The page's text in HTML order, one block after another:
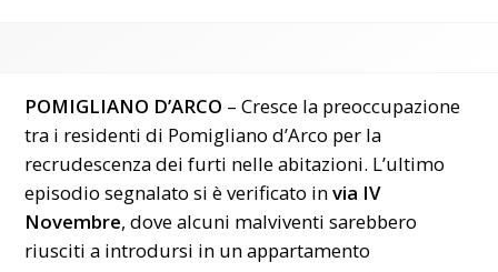
POMIGLIANO D’ARCO – Cresce la preoccupazione
tra i residenti di Pomigliano d’Arco per la
recrudescenza dei furti nelle abitazioni. L’ultimo
episodio segnalato si è verificato invia IV
Novembre, dove alcuni malviventi sarebbero
riusciti a introdursi in un appartamento